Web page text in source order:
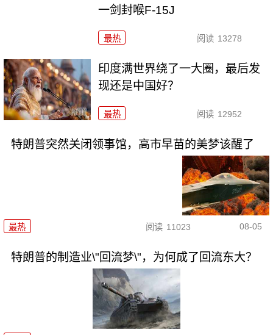
一剑封喉F-15J
最热 阅读 13278
印度满世界绕了一大圈，最后发
现还是中国好？
最热 阅读 12952
特朗普突然关闭领事馆，高市早苗的美梦该醒了
最热 阅读 11023 08-05
特朗普的制造业\"回流梦\"，为何成了回流东大？